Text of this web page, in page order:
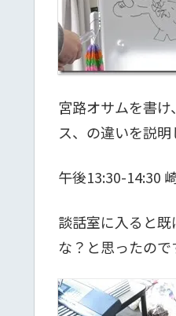
宮路オサムを書
ス、の違いを説
午後13:30-14:30
談話室に入ると
な？と思ったので